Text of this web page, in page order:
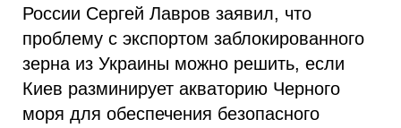
России Сергей Лавров заявил, что
проблему с экспортом заблокированного
зерна из Украины можно решить, если
Киев разминирует акваторию Черного
моря для обеспечения безопасного